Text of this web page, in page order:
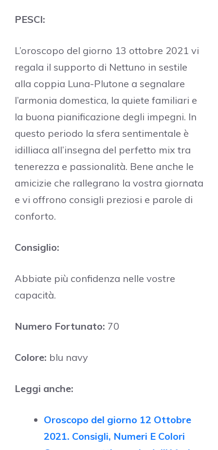
PESCI:
L’oroscopo del giorno 13 ottobre 2021 vi
regala il supporto di Nettuno in sestile
alla coppia Luna-Plutone a segnalare
l’armonia domestica, la quiete familiari e
la buona pianificazione degli impegni. In
questo periodo la sfera sentimentale è
idilliaca all’insegna del perfetto mix tra
tenerezza e passionalità. Bene anche le
amicizie che rallegrano la vostra giornata
e vi offrono consigli preziosi e parole di
conforto.
Consiglio:
Abbiate più confidenza nelle vostre
capacità.
Numero Fortunato: 70
Colore: blu navy
Leggi anche:
Oroscopo del giorno 12 Ottobre
2021. Consigli, Numeri E Colori